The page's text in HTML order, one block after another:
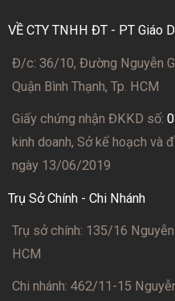
VỀ CTY TNHH ĐT - PT Giáo
Đ/c: 36/10, Đường Nguyễn
Quận Bình Thạnh, Tp. HCM
Giấy chứng nhận ĐKKD số:
kinh doanh, Sở kế hoạch và
ngày 13/06/2019
Trụ Sở Chính - Chi Nhánh
Trụ sở chính: 135/16
HCM
Chi nhánh: 462/11-15